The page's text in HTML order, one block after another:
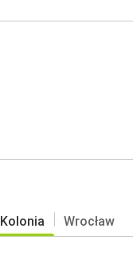
Kolonia Wrocław